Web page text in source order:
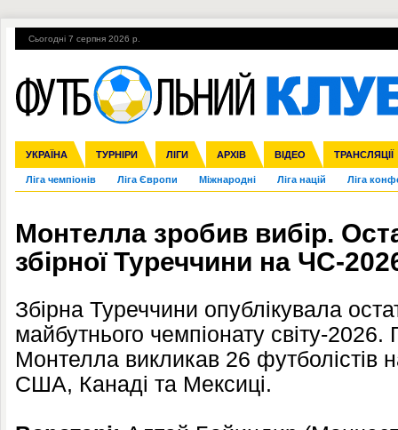
Сьогодні 7 серпня 2026 р.
УКРАЇНА ТУРНІРИ ЛІГИ АРХІВ ВІДЕО ТРАНСЛЯЦІЇ
Збірна Прем'єр-ліга Перша ліга Друга ліга Кубок України
Ліга чемпіонів Ліга Європи Міжнародні Ліга націй Ліга
Англія Іспанія Італія Німеччина Франція Інші
ЧС-2014 ЄВРО-2016 Росія Кубок конфедерацій ЧЄ-2015 (U-
Гарячі теми УПЛ, 1-й тур ВІЙНА УПЛ-ПЕРЕХОДИ
Монтелла зробив вибір.
збірної Туреччини на ЧС-
Збірна Туреччини опублікувала
майбутнього чемпіонату світу-
Монтелла викликав 26 футболістів
США, Канаді та Мексиці.